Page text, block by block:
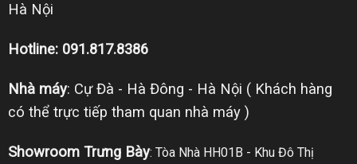
Hà Nội
Hotline: 091.817.8386
Nhà máy: Cự Đà - Hà Đông - Hà Nội ( Khách hàng
có thể trực tiếp tham quan nhà máy )
Showroom Trưng Bày: Tòa Nhà HH01B - Khu Đô Thị